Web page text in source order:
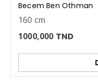
Becem Ben Othman
160 cm
1000,000 TND